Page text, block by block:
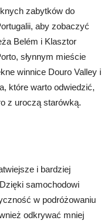
zabytków do
aby zobaczyć
Belém i Klasztor
słynnym mieście
winnice Douro Valley i
które warto odwiedzić,
z uroczą starówką.
i bardziej
samochodowi
w podróżowaniu
odkrywać mniej